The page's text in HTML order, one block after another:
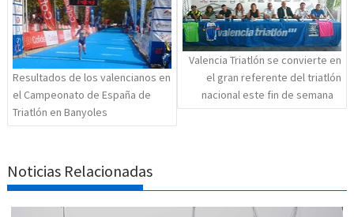
Resultados de los valencianos en
el Campeonato de España de
Triatlón en Banyoles
Valencia Triatlón se convierte en
el gran referente del triatlón
nacional este fin de semana
Noticias Relacionadas